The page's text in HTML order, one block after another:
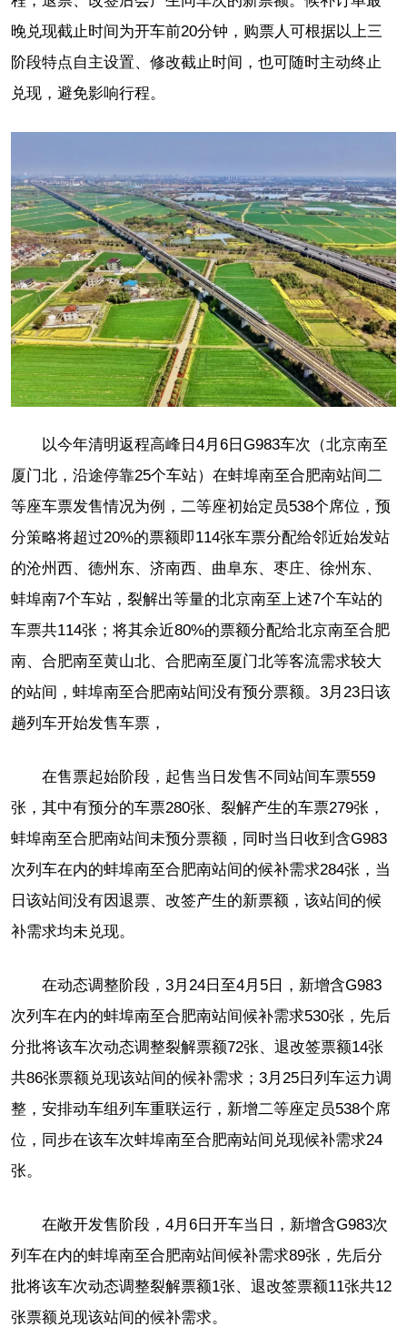
晚兑现截止时间为开车前20分钟，购票人可根据以上三
阶段特点自主设置、修改截止时间，也可随时主动终止
兑现，避免影响行程。
以今年清明返程高峰日4月6日G983车次（北京南至
厦门北，沿途停靠25个车站）在蚌埠南至合肥南站间二
等座车票发售情况为例，二等座初始定员538个席位，预
分策略将超过20%的票额即114张车票分配给邻近始发站
的沧州西、德州东、济南西、曲阜东、枣庄、徐州东、
蚌埠南7个车站，裂解出等量的北京南至上述7个车站的
车票共114张；将其余近80%的票额分配给北京南至合肥
南、合肥南至黄山北、合肥南至厦门北等客流需求较大
的站间，蚌埠南至合肥南站间没有预分票额。3月23日该
趟列车开始发售车票，
在售票起始阶段，起售当日发售不同站间车票559
张，其中有预分的车票280张、裂解产生的车票279张，
蚌埠南至合肥南站间未预分票额，同时当日收到含G983
次列车在内的蚌埠南至合肥南站间的候补需求284张，当
日该站间没有因退票、改签产生的新票额，该站间的候
补需求均未兑现。
在动态调整阶段，3月24日至4月5日，新增含G983
次列车在内的蚌埠南至合肥南站间候补需求530张，先后
分批将该车次动态调整裂解票额72张、退改签票额14张
共86张票额兑现该站间的候补需求；3月25日列车运力调
整，安排动车组列车重联运行，新增二等座定员538个席
位，同步在该车次蚌埠南至合肥南站间兑现候补需求24
张。
在敞开发售阶段，4月6日开车当日，新增含G983次
列车在内的蚌埠南至合肥南站间候补需求89张，先后分
批将该车次动态调整裂解票额1张、退改签票额11张共12
张票额兑现该站间的候补需求。